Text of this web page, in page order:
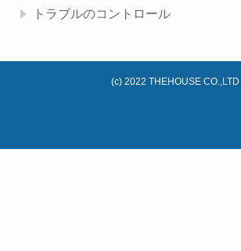
トラブルのコントロール
(c) 2022 THEHOUSE CO.,LTD